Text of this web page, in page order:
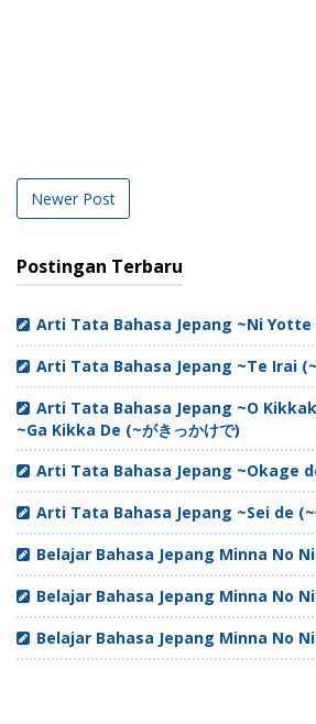
Newer Post
Postingan Terbaru
Arti Tata Bahasa Jepang ~Ni Yotte
Arti Tata Bahasa Jepang ~Te Irai (~
Arti Tata Bahasa Jepang ~O
~Ga Kikka De (~がきっかけで)
Arti Tata Bahasa Jepang ~Okage
Arti Tata Bahasa Jepang ~Sei de (~
Belajar Bahasa Jepang Minna No
Belajar Bahasa Jepang Minna No
Belajar Bahasa Jepang Minna No